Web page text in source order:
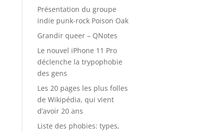
Présentation du groupe
indie punk-rock Poison Oak
Grandir queer – QNotes
Le nouvel iPhone 11 Pro
déclenche la trypophobie
des gens
Les 20 pages les plus folles
de Wikipédia, qui vient
d’avoir 20 ans
Liste des phobies: types,